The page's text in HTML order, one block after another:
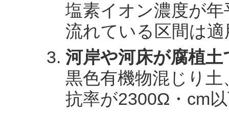
塩素イオン濃度が
流れている区間は
河岸や河床が腐植
黒色有機物混じり
抗率が2300Ω・cm